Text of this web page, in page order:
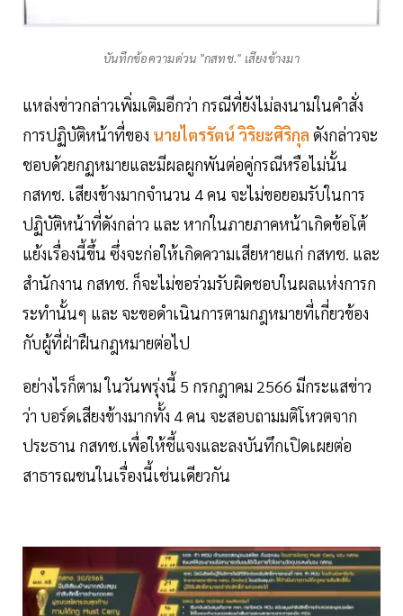
บันทึกข้อความด่วน "กสทช." เสียงข้างมา
แหล่งข่าวกล่าวเพิ่มเติมอีกว่า กรณีที่ยังไม่ลงนามในคำสั่ง
การปฏิบัติหน้าที่ของ นายไตรรัตน์ วิริยะศิริกุล ดังกล่าวจะ
ชอบด้วยกฏหมายและมีผลผูกพันต่อคู่กรณีหรือไม่นั้น
กสทช. เสียงข้างมากจำนวน 4 คน จะไม่ขอยอมรับในการ
ปฏิบัติหน้าที่ดังกล่าว และ หากในภายภาคหน้าเกิดข้อโต้
แย้งเรื่องนี้ขึ้น ซึ่งจะก่อให้เกิดความเสียหายแก่ กสทช. และ
สำนักงาน กสทช. ก็จะไม่ขอร่วมรับผิดชอบในผลแห่งการก
ระทำนั้นๆ และ จะขอดำเนินการตามกฎหมายที่เกี่ยวข้อง
กับผู้ที่ฝ่าฝืนกฎหมายต่อไป
อย่างไรก็ตาม ในวันพรุ่งนี้ 5 กรกฎาคม 2566 มีกระแสข่าว
ว่า บอร์ดเสียงข้างมากทั้ง 4 คน จะสอบถามมติโหวตจาก
ประธาน กสทช.เพื่อให้ชี้แจงและลงบันทึกเปิดเผยต่อ
สาธารณชนในเรื่องนี้เช่นเดียวกัน